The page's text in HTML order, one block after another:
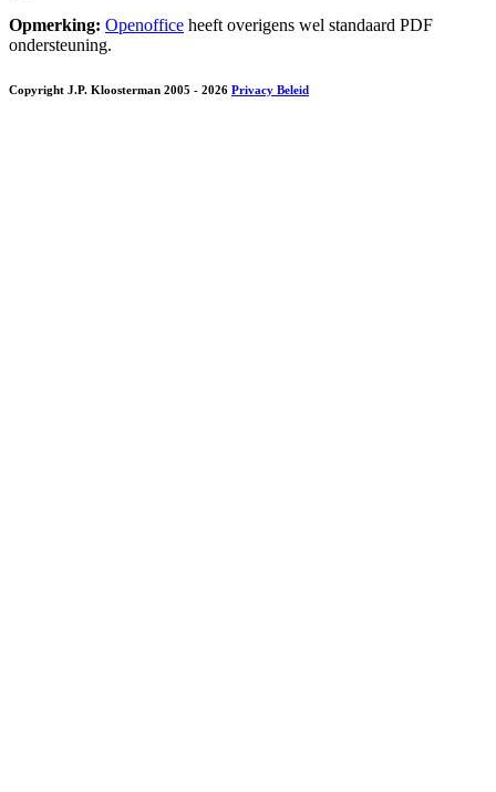
Opmerking: Openoffice heeft overigens wel standaard PDF
ondersteuning.
Copyright J.P. Kloosterman 2005 - 2026 Privacy Beleid